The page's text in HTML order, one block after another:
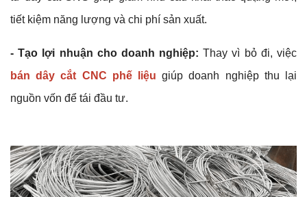
tiết kiệm năng lượng và chi phí sản xuất.
- Tạo lợi nhuận cho doanh nghiệp: Thay vì bỏ đi, việc
bán dây cắt CNC phế liệu giúp doanh nghiệp thu lại
nguồn vốn để tái đầu tư.